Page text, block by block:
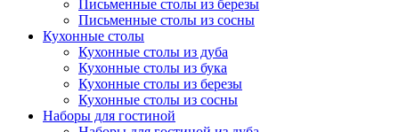
Письменные столы из березы
Письменные столы из сосны
Кухонные столы
Кухонные столы из дуба
Кухонные столы из бука
Кухонные столы из березы
Кухонные столы из сосны
Наборы для гостиной